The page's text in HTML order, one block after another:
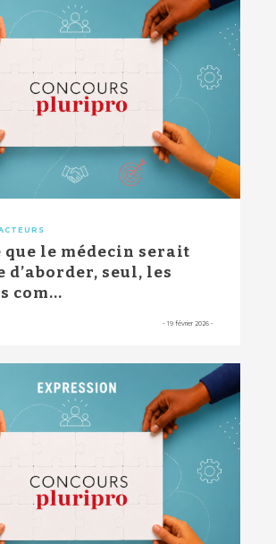
que le médecin serait
d’aborder, seul, les
com...
- 19 février 2026 -